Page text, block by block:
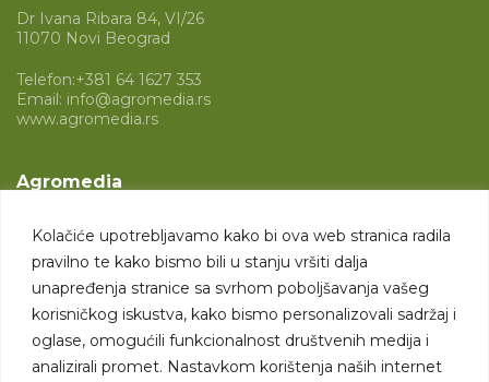
Kolačiće upotrebljavamo kako bi ova web stranica radila
pravilno te kako bismo bili u stanju vršiti dalja
unapređenja stranice sa svrhom poboljšavanja vašeg
korisničkog iskustva, kako bismo personalizovali sadržaj i
oglase, omogućili funkcionalnost društvenih medija i
analizirali promet. Nastavkom korištenja naših internet
Dr Ivana Ribara 84, VI/26
11070 Novi Beograd
Telefon:+381 64 1627 353
Email: info@agromedia.rs
www.agromedia.rs
Agromedia
Svet poljoprivrede
Marketing usluge
Tražimo saradnike